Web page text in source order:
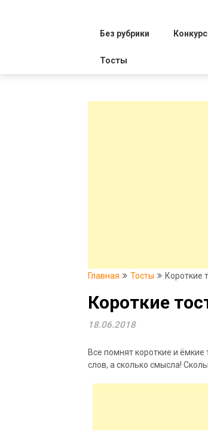
Без рубрики
Тосты
Главная Тосты Короткие
Короткие
18.06.2018
Все помнят короткие и
слов, а сколько смысла!